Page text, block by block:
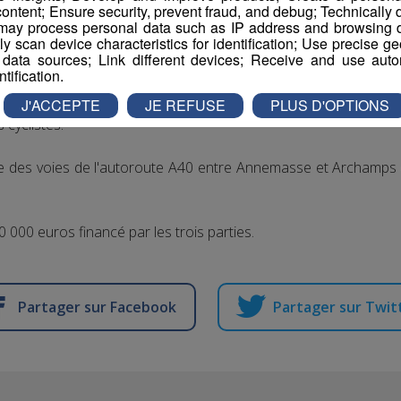
bas de Collonges au centre-ville.
le Département de Haute-Savoie et la société
piétonne dans le but de promouvoir la mobilité douce et le
cyclistes.
voies de l'autoroute A40 entre Annemasse et
000 euros financé par les trois parties.
Partager sur Facebook Partager sur
Ensure security, prevent fraud, and debug; Technically
process personal data such as IP address and browsing
scan device characteristics for identification; Use precise
sources; Link different devices; Receive and use
J'ACCEPTE JE REFUSE PLUS D'OPTIONS